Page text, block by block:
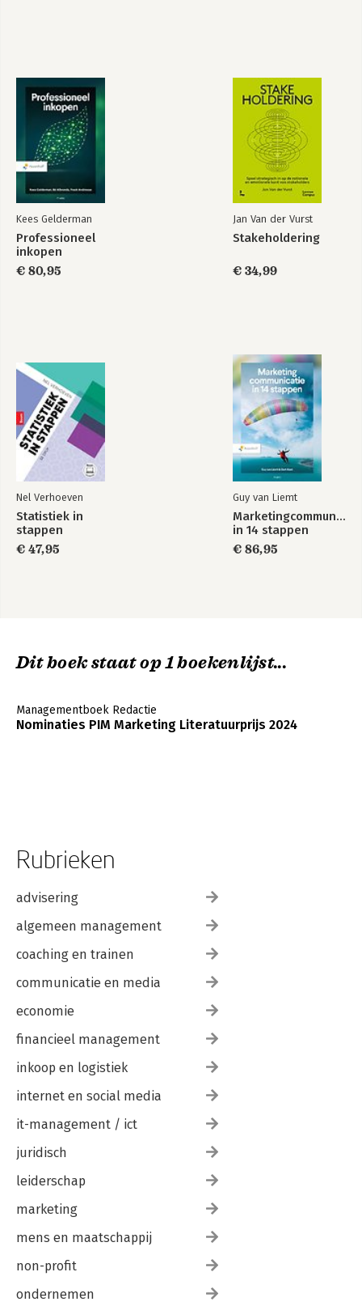
Over de auteurs
Kees Gelderman
Professioneel
inkopen
€ 80,95
Jan Van der Vurst
Stakeholdering
€ 34,99
Nel Verhoeven
Statistiek in
stappen
€ 47,95
Guy van Liemt
in 14 stappen
€ 86,95
Dit boek staat op 1 boekenlijst...
Managementboek Redactie
Nominaties PIM Marketing Literatuurprijs 2024
Rubrieken
advisering
algemeen management
coaching en trainen
communicatie en media
economie
financieel management
inkoop en logistiek
internet en social media
it-management / ict
juridisch
leiderschap
marketing
mens en maatschappij
non-profit
ondernemen